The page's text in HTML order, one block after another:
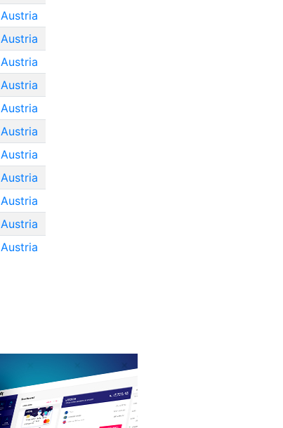
Austria
Austria
Austria
Austria
Austria
Austria
Austria
Austria
Austria
Austria
Austria